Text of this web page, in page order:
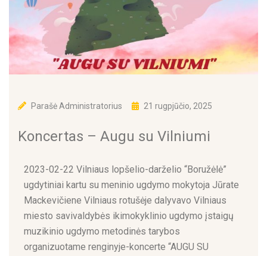
ParašėAdministratorius 21 rugpjūčio, 2025
Koncertas – Augu su Vilniumi
2023-02-22 Vilniaus lopšelio-darželio “Boružėlė”
ugdytiniai kartu su meninio ugdymo mokytoja Jūrate
Mackevičiene Vilniaus rotušėje dalyvavo Vilniaus
miesto savivaldybės ikimokyklinio ugdymo įstaigų
muzikinio ugdymo metodinės tarybos
organizuotame renginyje-koncerte “AUGU SU